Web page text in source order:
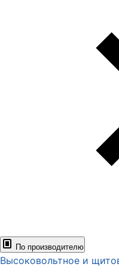
По производителю
Высоковольтное и